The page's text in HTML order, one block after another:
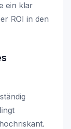
ein klar
ROI in den